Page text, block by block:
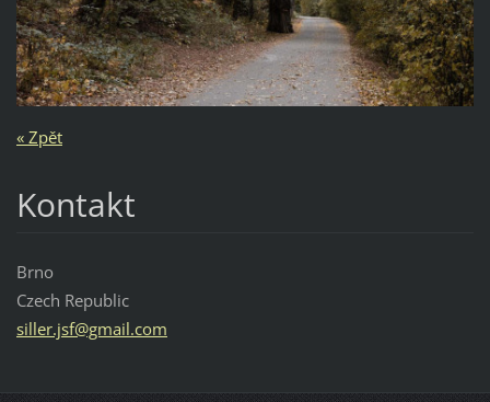
« Zpět
Kontakt
Brno
Czech Republic
siller.jsf@gmail.com